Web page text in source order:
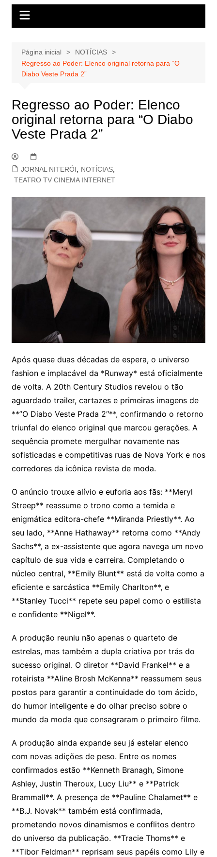
Página inicial
NOTÍCIAS
Regresso ao Poder: Elenco original retorna para “O
Diabo Veste Prada 2”
Regresso ao Poder: Elenco
original retorna para “O Diabo
Veste Prada 2”
JORNAL NITERÓI NOTÍCIAS,
TEATRO TV CINEMA INTERNET
Após quase duas décadas de espera, o universo
fashion e implacável da *Runway* está oficialmente
de volta. A 20th Century Studios revelou o tão
aguardado trailer, cartazes e primeiras imagens de
**”O Diabo Veste Prada 2″**, confirmando o retorno
triunfal do elenco original que marcou gerações. A
sequência promete mergulhar novamente nas
sofisticadas e competitivas ruas de Nova York e nos
corredores da icônica revista de moda.
O anúncio trouxe alívio e euforia aos fãs: **Meryl
Streep** reassume o trono como a temida e
enigmática editora-chefe **Miranda Priestly**. Ao
seu lado, **Anne Hathaway** retorna como **Andy
Sachs**, a ex-assistente que agora navega um novo
capítulo de sua vida e carreira. Completando o
núcleo central, **Emily Blunt** está de volta como a
eficiente e sarcástica **Emily Charlton**, e
**Stanley Tucci** repete seu papel como o estilista
e confidente **Nigel**.
A produção reuniu não apenas o quarteto de
estrelas, mas também a dupla criativa por trás do
sucesso original. O diretor **David Frankel** e a
roteirista **Aline Brosh McKenna** reassumem seus
postos para garantir a continuidade do tom ácido,
do humor inteligente e do olhar preciso sobre o
mundo da moda que consagraram o primeiro filme.
A produção ainda expande seu já estelar elenco
com novas adições de peso. Entre os nomes
confirmados estão **Kenneth Branagh, Simone
Ashley, Justin Theroux, Lucy Liu** e **Patrick
Brammall**. A presença de **Pauline Chalamet** e
**B.J. Novak** também está confirmada,
prometendo novos dinamismos e conflitos dentro
do universo da publicação. **Tracie Thoms** e
**Tibor Feldman** reprisam seus papéis como Lily e